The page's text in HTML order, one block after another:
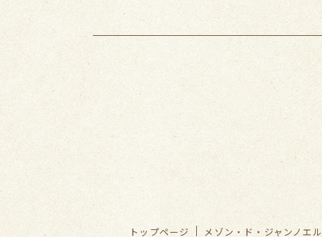
トップページ メゾン・ド・ジャンノエル